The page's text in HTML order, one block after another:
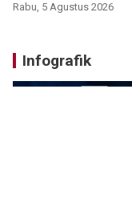
Rabu, 5 Agustus 2026
Infografik